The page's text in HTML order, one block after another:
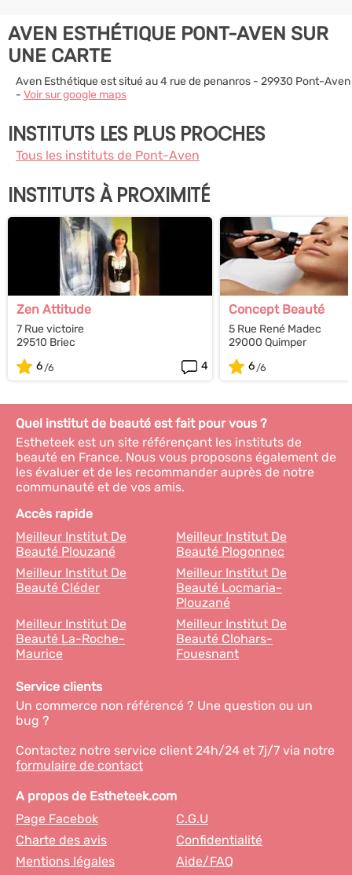
AVEN ESTHÉTIQUE PONT-AVEN SUR
UNE CARTE
Aven Esthétique est situé au 4 rue de penanros - 29930 Pont-Aven
- Voir sur google maps
INSTITUTS LES PLUS PROCHES
Tous les instituts de Pont-Aven
INSTITUTS À PROXIMITÉ
Zen Attitude
7 Rue victoire
29510 Briec
6
4
Concept Beauté
5 Rue René Madec
29000 Quimper
6
Quel institut de beauté est fait pour vous ?
Estheteek est un site référençant les instituts de
beauté en France. Nous vous proposons également de
les évaluer et de les recommander auprès de notre
communauté et de vos amis.
Accès rapide
Meilleur Institut De
Beauté Plouzané
Meilleur Institut De
Beauté Plogonnec
Meilleur Institut De
Beauté Cléder
Meilleur Institut De
Beauté Locmaria-
Plouzané
Meilleur Institut De
Beauté La-Roche-
Maurice
Meilleur Institut De
Beauté Clohars-
Fouesnant
Service clients
Un commerce non référencé ? Une question ou un
bug ?
Contactez notre service client 24h/24 et 7j/7 via notre
formulaire de contact
A propos de Estheteek.com
Page Facebok
C.G.U
Charte des avis
Confidentialité
Mentions légales
Aide/FAQ